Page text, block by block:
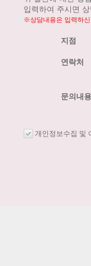
입력하여 주시면
※상담내용은 입력하신
지점
연락처
문의내용
개인정보수집 및